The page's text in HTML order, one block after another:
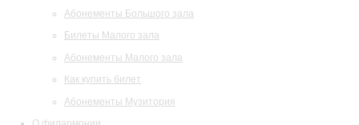
Абонементы Большого зала
Билеты Малого зала
Абонементы Малого зала
Как купить билет
Абонементы Музитория